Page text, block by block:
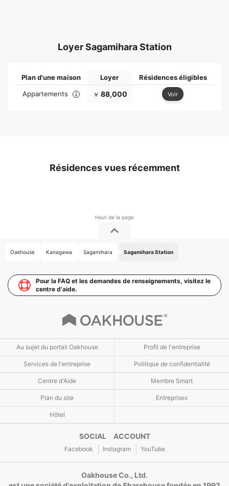
Loyer Sagamihara Station
Plan d'une maison Loyer
Résidences éligibles
Appartements
￥ 88,000 Voir
Résidences vues récemment
Oakhouse Kanagawa Sagamihara Sagamihara Station
Pour la FAQ et les demandes de renseignements, visitez le
centre d'aide.
Au sujet du portail Oakhouse Profil de l'entreprise
Services de l'entreprise Politique de confidentialité
Centre d'Aide Membre Smart
Plan du site Entreprises
Hôtel
SOCIAL ACCOUNT
Facebook Instagram YouTube
Oakhouse Co., Ltd.